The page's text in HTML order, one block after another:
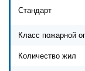
Стандарт
Класс пожарной
Количество жил